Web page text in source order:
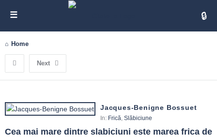
Home
Next
Jacques-Benigne Bossuet
In: Frică, Slăbiciune
Cea mai mare dintre slabiciuni este marea frica de